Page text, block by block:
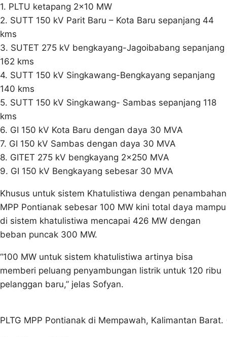
1. PLTU ketapang 2×10 MW
2. SUTT 150 kV Parit Baru – Kota Baru sepanjang 44
kms
3. SUTET 275 kV bengkayang-Jagoibabang sepanjang
162 kms
4. SUTT 150 kV Singkawang-Bengkayang sepanjang
140 kms
5. SUTT 150 kV Singkawang- Sambas sepanjang 118
kms
6. GI 150 kV Kota Baru dengan daya 30 MVA
7. GI 150 kV Sambas dengan daya 30 MVA
8. GITET 275 kV bengkayang 2×250 MVA
9. GI 150 kV Bengkayang sebesar 30 MVA
Khusus untuk sistem Khatulistiwa dengan penambahan
MPP Pontianak sebesar 100 MW kini total daya mampu
di sistem khatulistiwa mencapai 426 MW dengan
beban puncak 300 MW.
“100 MW untuk sistem khatulistiwa artinya bisa
memberi peluang penyambungan listrik untuk 120 ribu
pelanggan baru,” jelas Sofyan.
PLTG MPP Pontianak di Mempawah, Kalimantan